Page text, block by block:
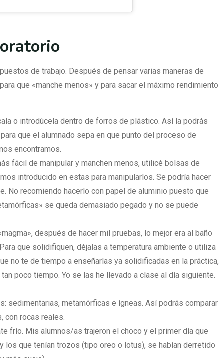
de trabajo. Después de pensar varias maneras de
que «manche menos» y para sacar el máximo rendimiento
o introdúcela dentro de forros de plástico. Así la podrás
que el alumnado sepa en que punto del proceso de
encontramos.
fácil de manipular y manchen menos, utilicé bolsas de
introducido en estas para manipularlos. Se podría hacer
No recomiendo hacerlo con papel de aluminio puesto que
se queda demasiado pegado y no se puede
después de hacer mil pruebas, lo mejor era al baño
que solidifiquen, déjalas a temperatura ambiente o utiliza
no te de tiempo a enseñarlas ya solidificadas en la práctica,
poco tiempo. Yo se las he llevado a clase al día siguiente.
sedimentarias, metamórficas e ígneas. Así podrás comparar
con rocas reales.
frío. Mis alumnos/as trajeron el choco y el primer día que
los que tenían trozos (tipo oreo o lotus), se habían derretido